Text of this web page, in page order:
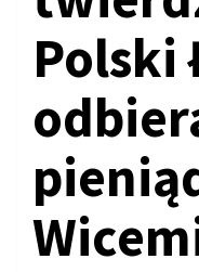
Polski